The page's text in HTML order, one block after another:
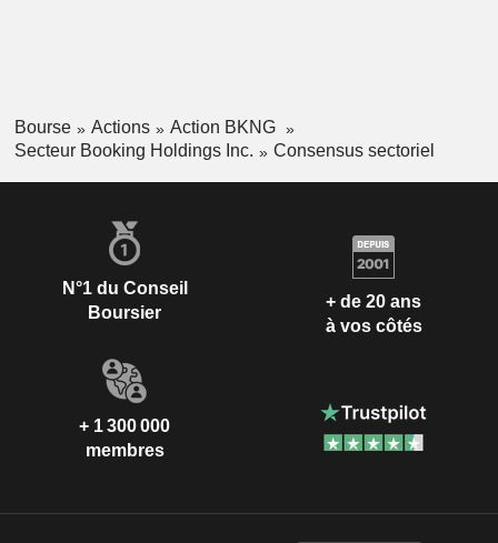
Bourse Actions
Action BKNG
Secteur Booking Holdings Inc.
Consensus sectoriel
N°1 du Conseil
Boursier
+ de 20 ans
à vos côtés
+ 1 300 000
membres